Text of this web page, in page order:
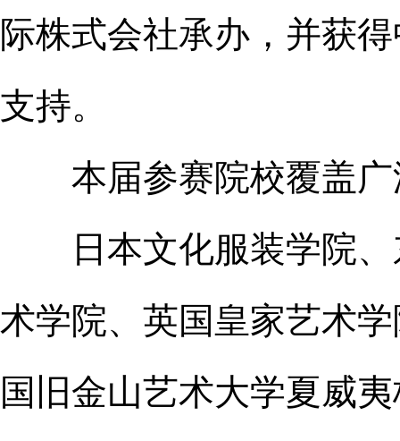
际株式会社承办，并获
支持。
本届参赛院校覆盖广
日本文化服装学院、
术学院、英国皇家艺术
国旧金山艺术大学夏威